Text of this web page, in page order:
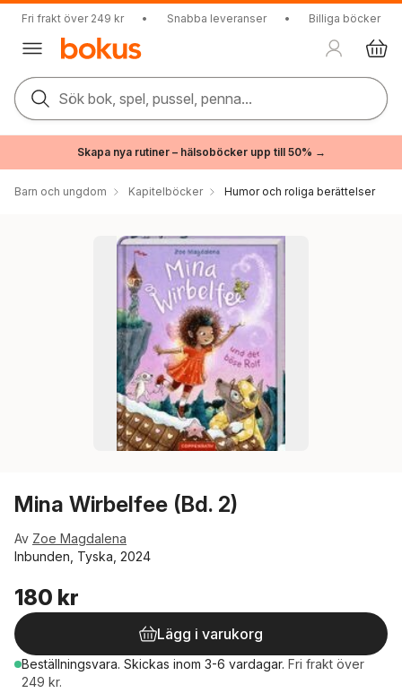
Fri frakt över 249 kr • Snabba leveranser • Billiga böcker
Sök bok, spel, pussel, penna...
Skapa nya rutiner – hälsoböcker upp till 50% →
Barn och ungdom Kapitelböcker Humor och roliga berättelser
Mina Wirbelfee (Bd. 2)
Av Zoe Magdalena
Inbunden, Tyska, 2024
180 kr
Lägg i varukorg
Beställningsvara. Skickas inom 3-6 vardagar. Fri frakt över
249 kr.